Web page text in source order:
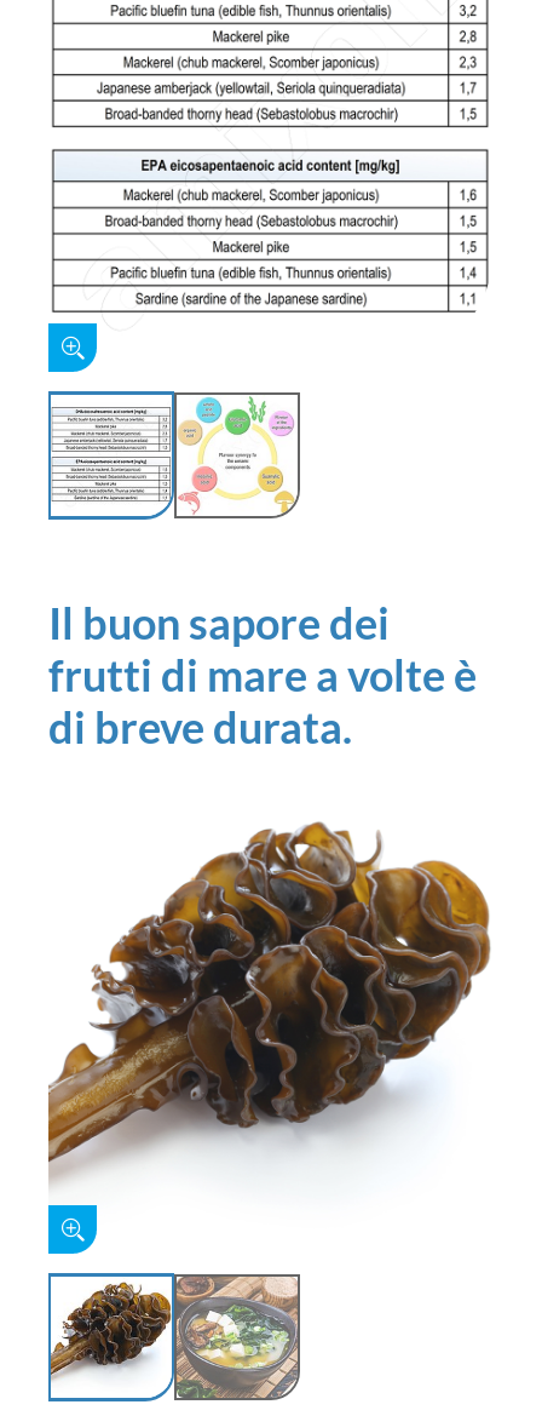
Il buon sapore dei
frutti di mare a volte è
di breve durata.